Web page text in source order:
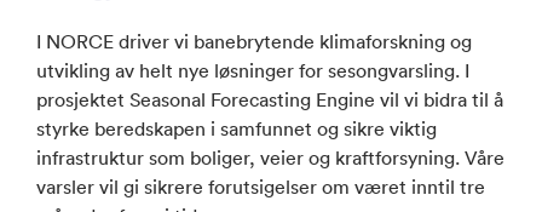
I NORCE driver vi banebrytende klimaforskning og
utvikling av helt nye løsninger for sesongvarsling. I
prosjektet Seasonal Forecasting Engine vil vi bidra til å
styrke beredskapen i samfunnet og sikre viktig
infrastruktur som boliger, veier og kraftforsyning. Våre
varsler vil gi sikrere forutsigelser om været inntil tre